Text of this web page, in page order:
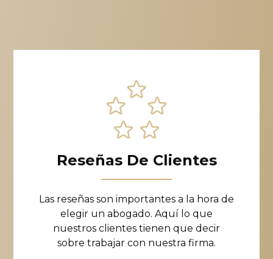
Reseñas De Clientes
Las reseñas son importantes a la hora de
elegir un abogado. Aquí lo que
nuestros clientes tienen que decir
sobre trabajar con nuestra firma.